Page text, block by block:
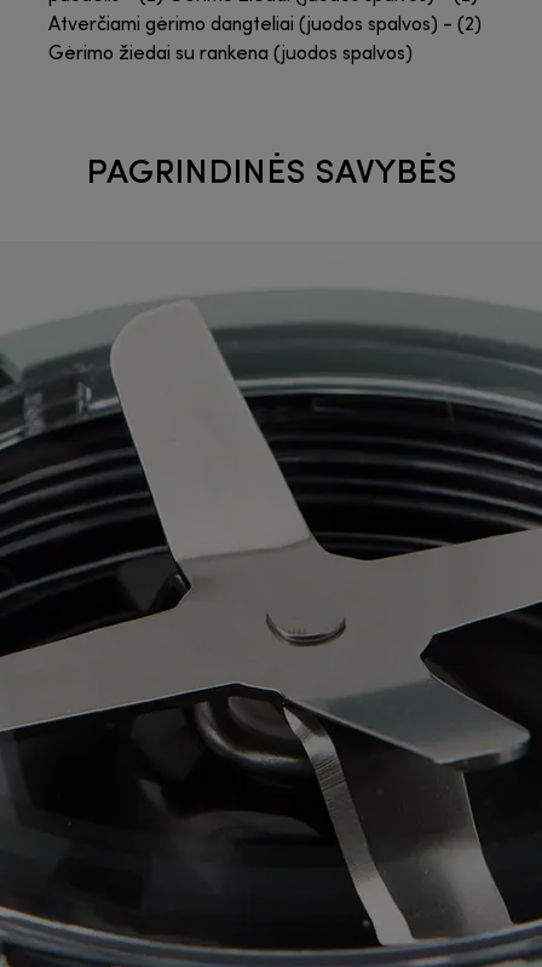
Atverčiami gėrimo dangteliai (juodos spalvos) - (2)
Gėrimo žiedai su rankena (juodos spalvos)
PAGRINDINĖS SAVYBĖS